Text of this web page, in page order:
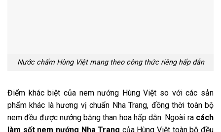
Nước chấm Hùng Việt mang theo công thức riêng hấp dẫn
Điểm khác biệt của nem nướng Hùng Việt so với các sản
phẩm khác là hương vị chuẩn Nha Trang, đồng thời toàn bộ
nem đều được nướng bằng than hoa hấp dẫn. Ngoài ra cách
làm sốt nem nướng Nha Trang của Hùng Việt toàn bộ đều